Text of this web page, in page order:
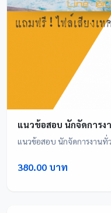
แนวข้อสอบ นักจัดการง
แนวข้อสอบ นักจัดการงานทั่
380.00 บาท